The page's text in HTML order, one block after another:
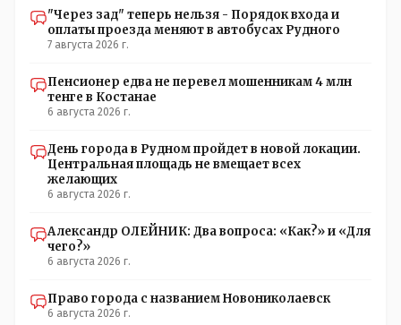
"Через зад" теперь нельзя - Порядок входа и
оплаты проезда меняют в автобусах Рудного
7 августа 2026 г.
Пенсионер едва не перевел мошенникам 4 млн
тенге в Костанае
6 августа 2026 г.
День города в Рудном пройдет в новой локации.
Центральная площадь не вмещает всех
желающих
6 августа 2026 г.
Александр ОЛЕЙНИК: Два вопроса: «Как?» и «Для
чего?»
6 августа 2026 г.
Право города с названием Новониколаевск
6 августа 2026 г.